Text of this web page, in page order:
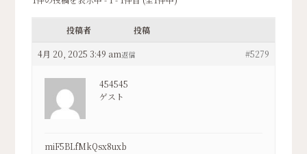
投稿者 投稿
4月 20, 2025 3:49 am #5279
返信
454545
ゲスト
miF5BLfMkQsx8uxb